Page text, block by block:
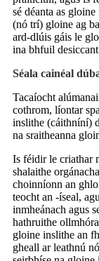
sé déanta as
(nó trí) gloine ag
ard-dlúis gáis le
ina bhfuil
Séala cainéal
Tacaíocht
cothrom, líontar
inslithe (cáithníní)
na sraitheanna
Is féidir le criathar
shalaithe
choinníonn an
teocht an -íseal,
inmheánach agus
hathruithe
gloine inslithe an
gheall ar leathnú